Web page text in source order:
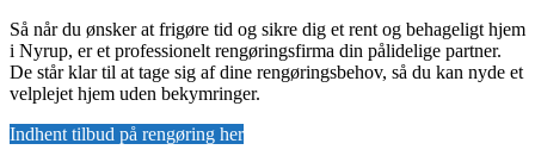
Så når du ønsker at frigøre tid og sikre dig et rent og behageligt hjem
i Nyrup, er et professionelt rengøringsfirma din pålidelige partner.
De står klar til at tage sig af dine rengøringsbehov, så du kan nyde et
velplejet hjem uden bekymringer.
Indhent tilbud på rengøring her